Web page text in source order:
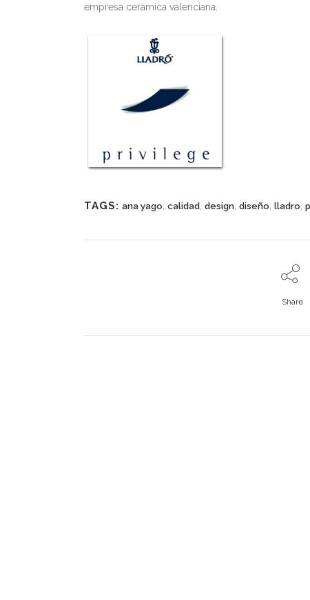
empresa cerámica valenciana.
TAGS: ana yago calidad design diseño lladro
Share